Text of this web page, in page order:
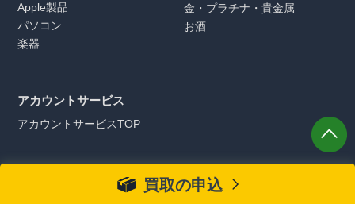
Apple製品
パソコン
楽器
金・プラチナ・貴金属
お酒
アカウントサービス
アカウントサービスTOP
リコマースWEBサイトを快適にご利用頂く為に、最新の「Google
Chrome」「Microsoft Edge」「Safari」のブラウザを推奨しておりま
買取の申込